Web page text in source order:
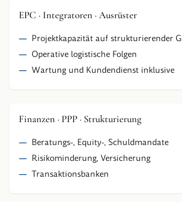
EPC · Integratoren · Ausrüster
Projektkapazität auf strukturierender
Operative logistische Folgen
Wartung und Kundendienst inklusive
Finanzen · PPP · Strukturierung
Beratungs-, Equity-, Schuldmandate
Risikominderung, Versicherung
Transaktionsbanken